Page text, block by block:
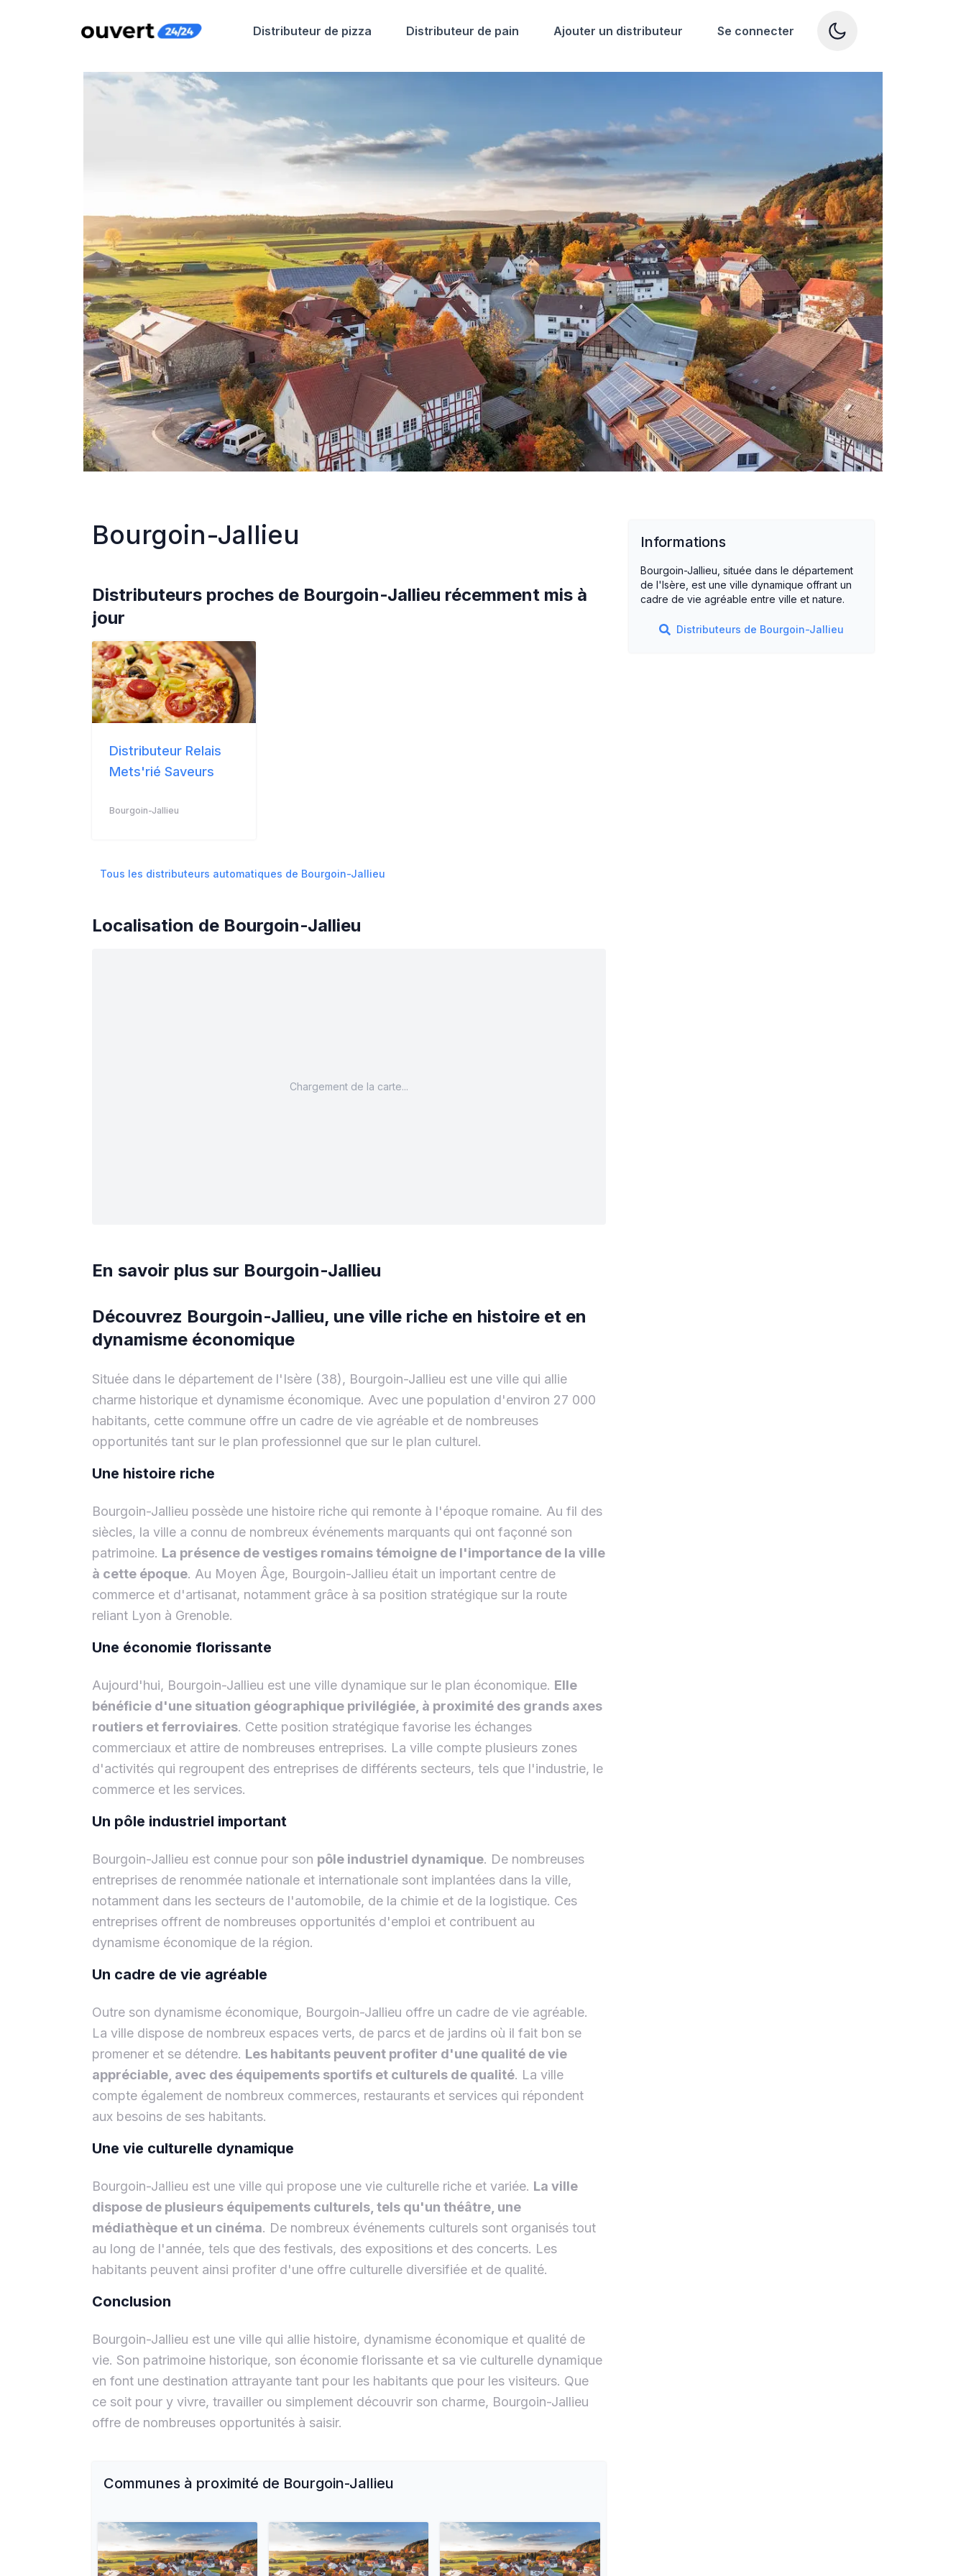
Distributeur de pizza Distributeur de pain Ajouter un distributeur Se connecter
Bourgoin-Jallieu
Distributeurs proches de Bourgoin-Jallieu récemment mis à
jour
Distributeur Relais
Mets'rié Saveurs
Bourgoin-Jallieu
Tous les distributeurs automatiques de Bourgoin-Jallieu
Localisation de Bourgoin-Jallieu
Chargement de la carte...
En savoir plus sur Bourgoin-Jallieu
Découvrez Bourgoin-Jallieu, une ville riche en histoire et en
dynamisme économique
Située dans le département de l'Isère (38), Bourgoin-Jallieu est une ville qui allie
charme historique et dynamisme économique. Avec une population d'environ 27 000
habitants, cette commune offre un cadre de vie agréable et de nombreuses
opportunités tant sur le plan professionnel que sur le plan culturel.
Une histoire riche
Bourgoin-Jallieu possède une histoire riche qui remonte à l'époque romaine. Au fil des
siècles, la ville a connu de nombreux événements marquants qui ont façonné son
patrimoine. La présence de vestiges romains témoigne de l'importance de la ville
à cette époque. Au Moyen Âge, Bourgoin-Jallieu était un important centre de
commerce et d'artisanat, notamment grâce à sa position stratégique sur la route
reliant Lyon à Grenoble.
Une économie florissante
Aujourd'hui, Bourgoin-Jallieu est une ville dynamique sur le plan économique. Elle
bénéficie d'une situation géographique privilégiée, à proximité des grands axes
routiers et ferroviaires. Cette position stratégique favorise les échanges
commerciaux et attire de nombreuses entreprises. La ville compte plusieurs zones
d'activités qui regroupent des entreprises de différents secteurs, tels que l'industrie, le
commerce et les services.
Un pôle industriel important
Bourgoin-Jallieu est connue pour son pôle industriel dynamique. De nombreuses
entreprises de renommée nationale et internationale sont implantées dans la ville,
notamment dans les secteurs de l'automobile, de la chimie et de la logistique. Ces
entreprises offrent de nombreuses opportunités d'emploi et contribuent au
dynamisme économique de la région.
Un cadre de vie agréable
Outre son dynamisme économique, Bourgoin-Jallieu offre un cadre de vie agréable.
La ville dispose de nombreux espaces verts, de parcs et de jardins où il fait bon se
promener et se détendre. Les habitants peuvent profiter d'une qualité de vie
appréciable, avec des équipements sportifs et culturels de qualité. La ville
compte également de nombreux commerces, restaurants et services qui répondent
aux besoins de ses habitants.
Une vie culturelle dynamique
Bourgoin-Jallieu est une ville qui propose une vie culturelle riche et variée. La ville
dispose de plusieurs équipements culturels, tels qu'un théâtre, une
médiathèque et un cinéma. De nombreux événements culturels sont organisés tout
au long de l'année, tels que des festivals, des expositions et des concerts. Les
habitants peuvent ainsi profiter d'une offre culturelle diversifiée et de qualité.
Conclusion
Bourgoin-Jallieu est une ville qui allie histoire, dynamisme économique et qualité de
vie. Son patrimoine historique, son économie florissante et sa vie culturelle dynamique
en font une destination attrayante tant pour les habitants que pour les visiteurs. Que
ce soit pour y vivre, travailler ou simplement découvrir son charme, Bourgoin-Jallieu
offre de nombreuses opportunités à saisir.
Communes à proximité de Bourgoin-Jallieu
Informations
Bourgoin-Jallieu, située dans le département
de l'Isère, est une ville dynamique offrant un
cadre de vie agréable entre ville et nature.
Distributeurs de Bourgoin-Jallieu